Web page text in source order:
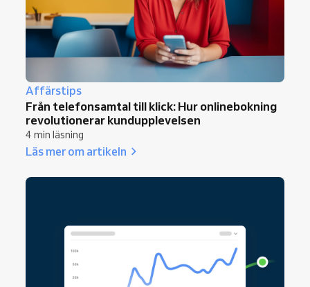
Affärstips
Från telefonsamtal till klick: Hur onlinebokning
revolutionerar kundupplevelsen
4 min läsning
Läs mer om artikeln